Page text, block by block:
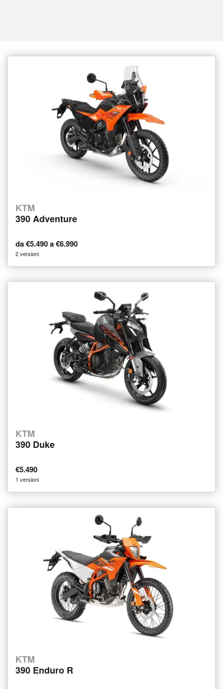
KTM
390 Adventure
da €5.490 a €6.990
2 versioni
KTM
390 Duke
€5.490
1 versioni
KTM
390 Enduro R